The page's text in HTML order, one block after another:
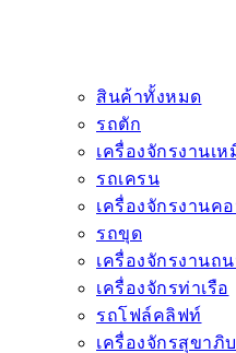
สินค้าทั้งหมด
รถตัก
เครื่องจักรงานเห
รถเครน
เครื่องจักรงานค
รถขุด
เครื่องจักรงานถ
เครื่องจักรท่าเรือ
รถโฟล์คลิฟท์
เครื่องจักรสุขาภิ